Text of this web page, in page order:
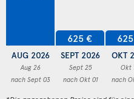
AUG 2026
Aug 26
nach Sept 03
625 €
SEPT 2026
Sept 25
nach Okt 01
OKT
Okt
nach